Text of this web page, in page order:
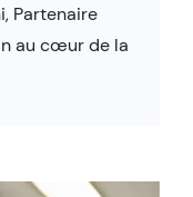
Partenaire
au cœur de la